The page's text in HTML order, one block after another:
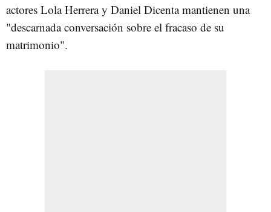
actores Lola Herrera y Daniel Dicenta mantienen una
"descarnada conversación sobre el fracaso de su
matrimonio".